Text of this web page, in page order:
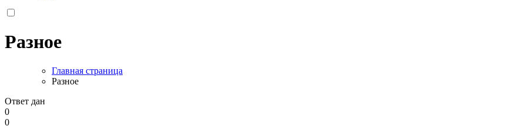
Разное
Главная страница
Разное
Ответ дан
0
0